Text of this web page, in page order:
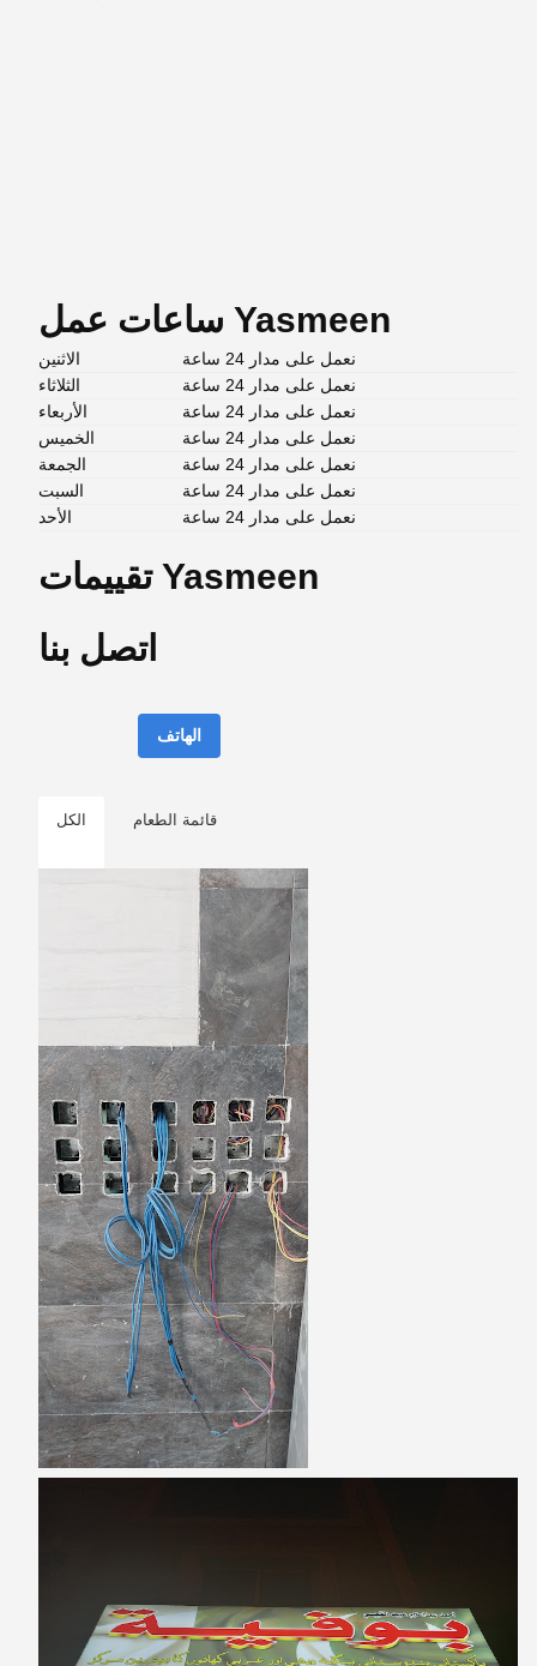
ساعات عمل Yasmeen
الاثنين
نعمل على مدار 24 ساعة
الثلاثاء
نعمل على مدار 24 ساعة
الأربعاء
نعمل على مدار 24 ساعة
الخميس
نعمل على مدار 24 ساعة
الجمعة
نعمل على مدار 24 ساعة
السبت
نعمل على مدار 24 ساعة
الأحد
نعمل على مدار 24 ساعة
تقييمات Yasmeen
اتصل بنا
الهاتف
الكل قائمة الطعام